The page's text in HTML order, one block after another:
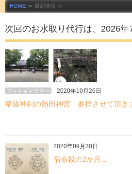
HOME ≫ 最新情報 ≫
次回のお水取り代行は、2026年
フォトギャラリー 2020年10月26日
草薙神剣の熱田神宮 参拝させて頂き
2020年09月30日
宿命殺の2か月…